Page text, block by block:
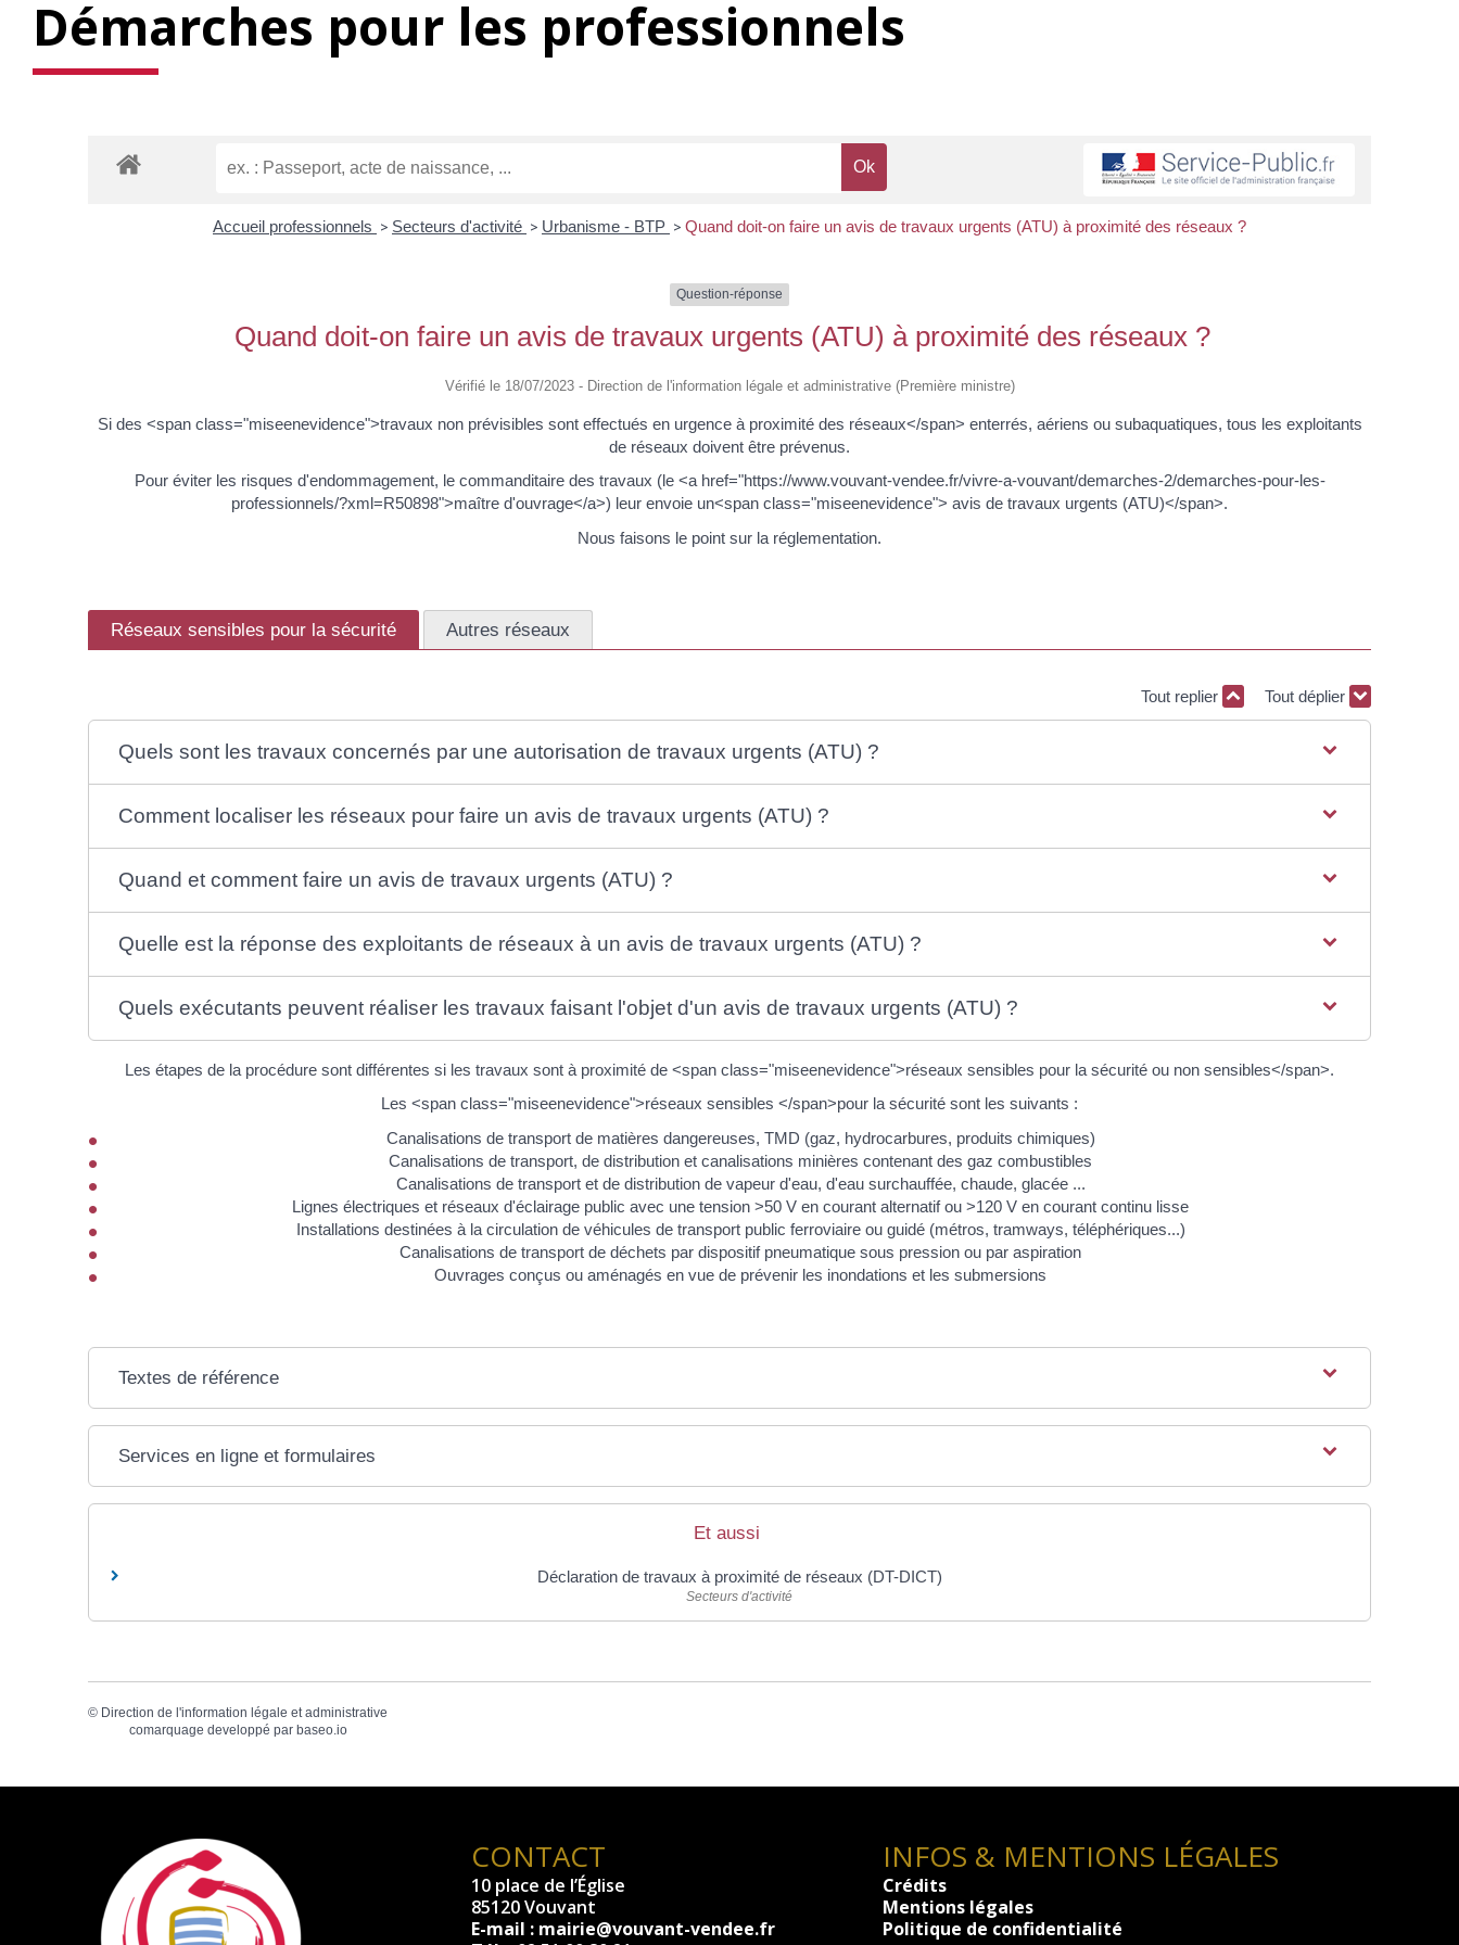
Démarches pour les professionnels
Accueil professionnels > Secteurs d'activité > Urbanisme - BTP > Quand doit-on faire un avis de travaux urgents (ATU) à proximité des réseaux ?
Question-réponse
Quand doit-on faire un avis de travaux urgents (ATU) à proximité des réseaux ?
Vérifié le 18/07/2023 - Direction de l'information légale et administrative (Première ministre)
Si des <span class="miseenevidence">travaux non prévisibles sont effectués en urgence à proximité des réseaux</span> enterrés, aériens ou subaquatiques, tous les exploitants
de réseaux doivent être prévenus.
Pour éviter les risques d'endommagement, le commanditaire des travaux (le <a href="https://www.vouvant-vendee.fr/vivre-a-vouvant/demarches-2/demarches-pour-les-
professionnels/?xml=R50898">maître d'ouvrage</a>) leur envoie un<span class="miseenevidence"> avis de travaux urgents (ATU)</span>.
Nous faisons le point sur la réglementation.
Réseaux sensibles pour la sécurité Autres réseaux
Tout replier Tout déplier
Quels sont les travaux concernés par une autorisation de travaux urgents (ATU) ?
Comment localiser les réseaux pour faire un avis de travaux urgents (ATU) ?
Quand et comment faire un avis de travaux urgents (ATU) ?
Quelle est la réponse des exploitants de réseaux à un avis de travaux urgents (ATU) ?
Quels exécutants peuvent réaliser les travaux faisant l'objet d'un avis de travaux urgents (ATU) ?
Les étapes de la procédure sont différentes si les travaux sont à proximité de <span class="miseenevidence">réseaux sensibles pour la sécurité ou non sensibles</span>.
Les <span class="miseenevidence">réseaux sensibles </span>pour la sécurité sont les suivants :
Canalisations de transport de matières dangereuses, TMD (gaz, hydrocarbures, produits chimiques)
Canalisations de transport, de distribution et canalisations minières contenant des gaz combustibles
Canalisations de transport et de distribution de vapeur d'eau, d'eau surchauffée, chaude, glacée ...
Lignes électriques et réseaux d'éclairage public avec une tension >50 V en courant alternatif ou >120 V en courant continu lisse
Installations destinées à la circulation de véhicules de transport public ferroviaire ou guidé (métros, tramways, téléphériques...)
Canalisations de transport de déchets par dispositif pneumatique sous pression ou par aspiration
Ouvrages conçus ou aménagés en vue de prévenir les inondations et les submersions
Textes de référence
Services en ligne et formulaires
Et aussi
Déclaration de travaux à proximité de réseaux (DT-DICT)
Secteurs d'activité
© Direction de l'information légale et administrative
comarquage developpé par baseo.io
CONTACT
10 place de l’Église
85120 Vouvant
E-mail : mairie@vouvant-vendee.fr
INFOS & MENTIONS LÉGALES
Crédits
Mentions légales
Politique de confidentialité